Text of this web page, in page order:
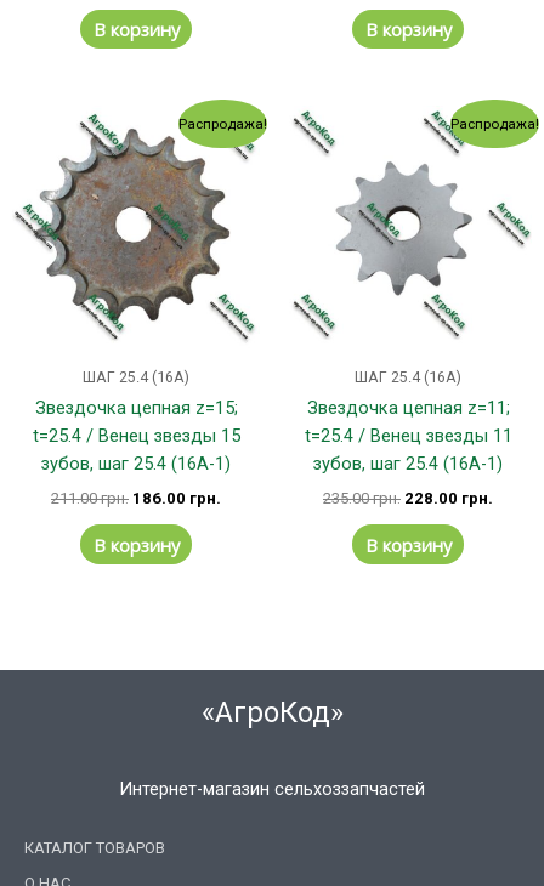
В корзину В корзину
Распродажа!
ШАГ 25.4 (16А)
Звездочка цепная z=15;
t=25.4 / Венец звезды 15
зубов, шаг 25.4 (16А-1)
211.00грн.
Первоначальная
цена
составляла
211.00 грн..
186.00 грн.
Текущая
цена:
186.00 грн..
В корзину
Распродажа!
ШАГ 25.4 (16А)
Звездочка цепная z=11;
t=25.4 / Венец звезды 11
зубов, шаг 25.4 (16А-1)
235.00грн.
Первоначальная
цена
составляла
235.00 грн..
228.00 грн.
цена:
В корзину
«АгроКод»
Интернет-магазин сельхоззапчастей
КАТАЛОГ ТОВАРОВ